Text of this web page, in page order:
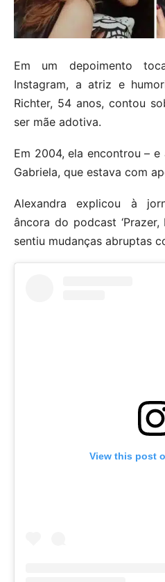
Em um depoimento
Instagram, a atriz e
Richter, 54 anos, contou
ser mãe adotiva.
Em 2004, ela encontrou –
Gabriela, que estava com
Alexandra explicou à
âncora do podcast ‘Prazer,
sentiu mudanças abruptas
View this post